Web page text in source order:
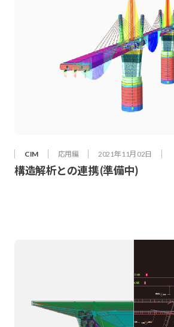
CIM 応用編 2021年 11月 02日
構造解析との連携 (準備中)